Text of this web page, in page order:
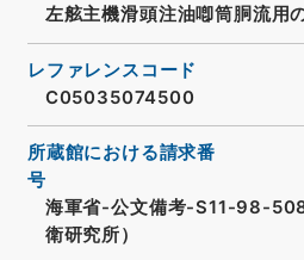
左舷主機滑頭注油喞筒胴流用
レファレンスコード
C05035074500
所蔵館における請求番
号
海軍省-公文備考-S11-98-
衛研究所）